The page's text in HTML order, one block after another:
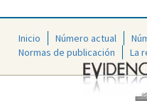
Inicio Número actual
Normas de publicación
La